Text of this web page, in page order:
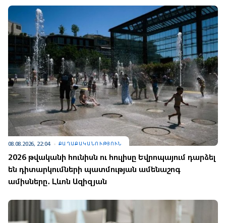
08.08.2026, 22:04 ՔԱՂԱՔԱԿԱՆՈՒԹՅՈՒՆ
2026 թվականի հունիսն ու հուլիսը Եվրոպայում դարձել
են դիտարկումների պատմության ամենաշոգ
ամիսները․ Լևոն Ազիզյան